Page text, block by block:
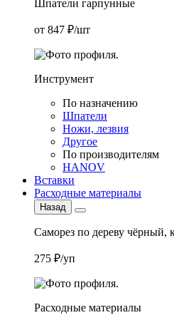
Шпатели гарпунные
от 847 ₽/шт
Инструмент
По назначению
Шпатели
Ножи, лезвия
Другое
По производителям
HANOV
Вставки
Расходные материалы
Назад
Саморез по дереву чёрный,
275 ₽/уп
Расходные материалы